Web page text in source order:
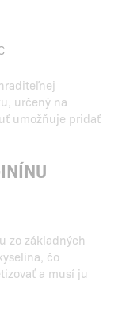
určený na
umožňuje pridať
zo základných
čo
a musí ju